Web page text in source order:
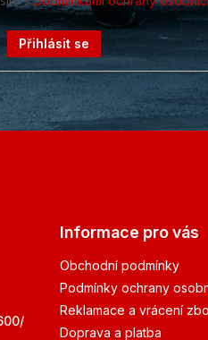
Přihlásit se
Informace pro vás
Obchodní podmínky
Podmínky ochrany
Reklamace a vrácení
Doprava a platba